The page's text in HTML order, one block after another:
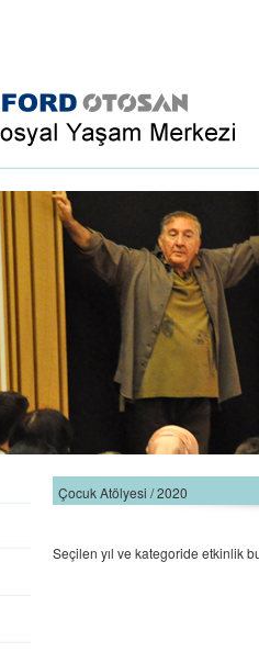
Çocuk Atölyesi / 2020
Seçilen yıl ve kategoride etkinlik